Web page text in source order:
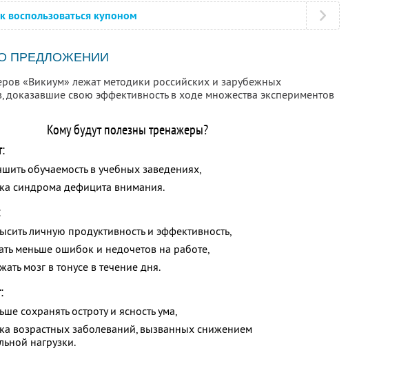
воспользоваться купоном
ПРЕДЛОЖЕНИИ
«Викиум» лежат методики российских и зарубежных
доказавшие свою эффективность в ходе множества экспериментов
Кому будут полезны тренажеры?
обучаемость в учебных заведениях,
синдрома дефицита внимания.
личную продуктивность и эффективность,
меньше ошибок и недочетов на работе,
мозг в тонусе в течение дня.
сохранять остроту и ясность ума,
возрастных заболеваний, вызванных снижением
нагрузки.